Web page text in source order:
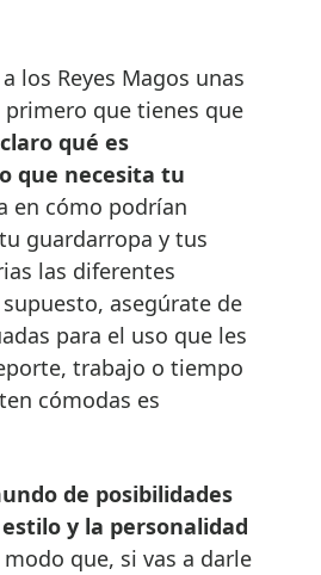
los Reyes Magos unas
primero que tienes que
qué es
que necesita tu
en cómo podrían
guardarropa y tus
las diferentes
asegúrate de
para el uso que les
trabajo o tiempo
cómodas es
de posibilidades
y la personalidad
que, si vas a darle